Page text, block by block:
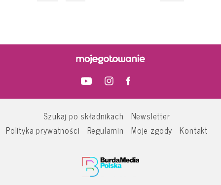
Szukaj po składnikach
Newsletter
Polityka prywatności
Regulamin Moje zgody Kontakt